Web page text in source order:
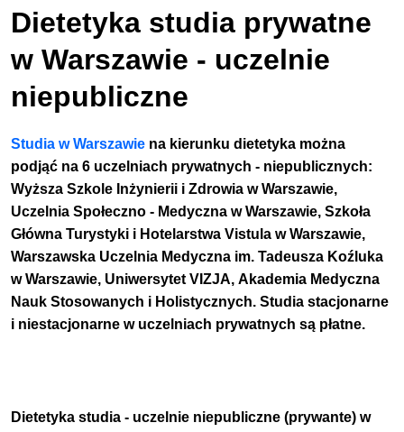
Dietetyka studia prywatne
w Warszawie - uczelnie
niepubliczne
Studia w Warszawie na kierunku dietetyka można
podjąć na 6 uczelniach prywatnych - niepublicznych:
Wyższa Szkole Inżynierii i Zdrowia w Warszawie,
Uczelnia Społeczno - Medyczna w Warszawie, Szkoła
Główna Turystyki i Hotelarstwa Vistula w Warszawie,
Warszawska Uczelnia Medyczna im. Tadeusza Koźluka
w Warszawie, Uniwersytet VIZJA,Akademia Medyczna
Nauk Stosowanych i Holistycznych.Studia stacjonarne
i niestacjonarne w uczelniach prywatnych są płatne.
Dietetyka studia - uczelnie niepubliczne (prywante) w